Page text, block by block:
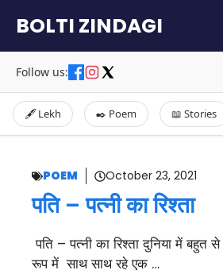
content
BOLTI ZINDAGI
Follow us:
🖋️ Lekh ✒️ Poem 📖 Stories
POEM October 23, 2021
पति – पत्नी का रिश्ता
पति – पत्नी का रिश्ता दुनिया में बहुत
रूप में साथ साथ रहे एक …